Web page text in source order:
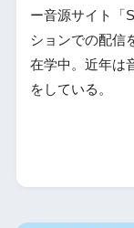
ー音源サイト「
ションでの配信
在学中。近年は
をしている。